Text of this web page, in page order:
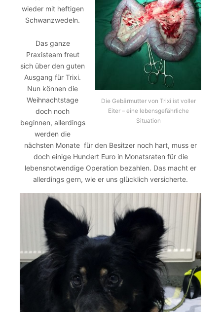
Die Gebärmutter von Trixi ist voller
Eiter – eine lebensgefährliche
Situation
wieder mit heftigen
Schwanzwedeln.
Das ganze
Praxisteam freut
sich über den guten
Ausgang für Trixi.
Nun können die
Weihnachtstage
doch noch
beginnen, allerdings
werden die
nächsten Monate für den Besitzer noch hart, muss er
doch einige Hundert Euro in Monatsraten für die
lebensnotwendige Operation bezahlen. Das macht er
allerdings gern, wie er uns glücklich versicherte.